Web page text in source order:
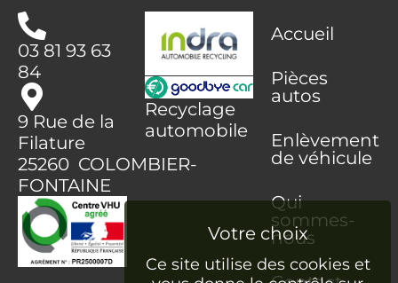
03 81 93 63
84
9 Rue de la
Filature
25260 COLOMBIER-
FONTAINE
Recyclage
automobile
Accueil
Pièces
autos
Enlèvement
de véhicule
Qui
sommes-
nous
Ce site utilise des cookies et